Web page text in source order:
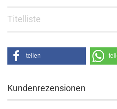
Titelliste
teilen
Kundenrezensionen